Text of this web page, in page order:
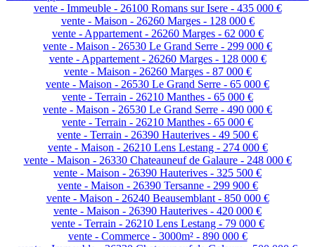
vente - Immeuble - 26100 Romans sur Isere - 435 000 €
vente - Maison - 26260 Marges - 128 000 €
vente - Appartement - 26260 Marges - 62 000 €
vente - Maison - 26530 Le Grand Serre - 299 000 €
vente - Appartement - 26260 Marges - 128 000 €
vente - Maison - 26260 Marges - 87 000 €
vente - Maison - 26530 Le Grand Serre - 65 000 €
vente - Terrain - 26210 Manthes - 65 000 €
vente - Maison - 26530 Le Grand Serre - 490 000 €
vente - Terrain - 26210 Manthes - 65 000 €
vente - Terrain - 26390 Hauterives - 49 500 €
vente - Maison - 26210 Lens Lestang - 274 000 €
vente - Maison - 26330 Chateauneuf de Galaure - 248 000 €
vente - Maison - 26390 Hauterives - 325 500 €
vente - Maison - 26390 Tersanne - 299 900 €
vente - Maison - 26240 Beausemblant - 850 000 €
vente - Maison - 26390 Hauterives - 420 000 €
vente - Terrain - 26210 Lens Lestang - 79 000 €
vente - Commerce - 3000m² - 890 000 €